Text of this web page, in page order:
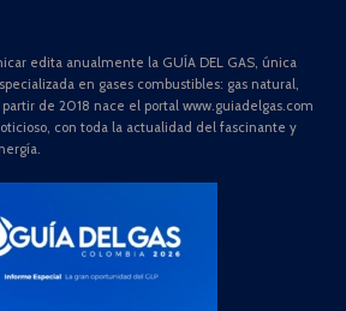
edita anualmente la GUÍA DEL GAS, única
en gases combustibles: gas natural,
partir de 2018 nace el portal www.guiadelgas.com
con toda la actualidad del fascinante y